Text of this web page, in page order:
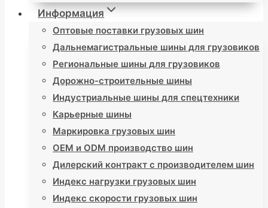
Информация
Оптовые поставки грузовых шин
Дальнемагистральные шины для грузовиков
Региональные шины для грузовиков
Дорожно-строительные шины
Индустриальные шины для спецтехники
Карьерные шины
Маркировка грузовых шин
OEM и ODM производство шин
Дилерский контракт с производителем шин
Индекс нагрузки грузовых шин
Индекс скорости грузовых шин